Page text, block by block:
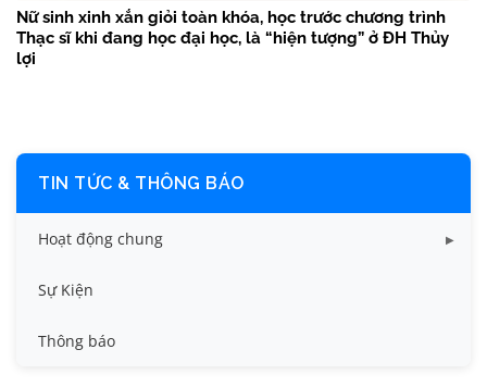
Nữ sinh xinh xắn giỏi toàn khóa, học trước chương trình
Thạc sĩ khi đang học đại học, là “hiện tượng” ở ĐH Thủy
lợi
TIN TỨC & THÔNG BÁO
Hoạt động chung
Tin công tác sinh viên
Tin đào tạo
Sự Kiện
Thông báo